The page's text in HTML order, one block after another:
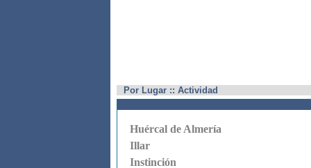
Por Lugar :: Actividad
Huércal de Almería
Illar
Instinción